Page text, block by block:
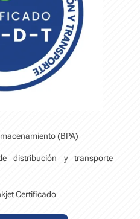
(BPA)
distribución y transporte
Certificado